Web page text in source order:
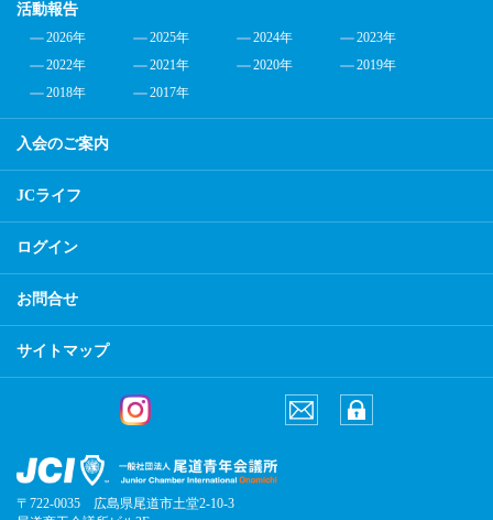
活動報告
2026年 2025年 2024年
2023年
2022年
2021年 2020年
2019年
2018年
2017年
入会のご案内
JCライフ
ログイン
お問合せ
サイトマップ
〒722-0035 広島県尾道市土堂2-10-3